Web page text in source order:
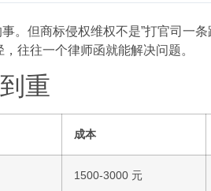
。但商标侵权维权不是”打官司一
往往一个律师函就能解决问题。
重
成本
1500-3000 元